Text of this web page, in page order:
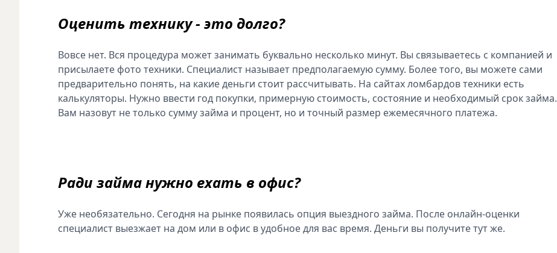
Оценить технику - это долго?
Вовсе нет. Вся процедура может занимать буквально несколько минут. Вы связываетесь с компанией и
присылаете фото техники. Специалист называет предполагаемую сумму. Более того, вы можете сами
предварительно понять, на какие деньги стоит рассчитывать. На сайтах ломбардов техники есть
калькуляторы. Нужно ввести год покупки, примерную стоимость, состояние и необходимый срок займа.
Вам назовут не только сумму займа и процент, но и точный размер ежемесячного платежа.
Ради займа нужно ехать в офис?
Уже необязательно. Сегодня на рынке появилась опция выездного займа. После онлайн-оценки
специалист выезжает на дом или в офис в удобное для вас время. Деньги вы получите тут же.